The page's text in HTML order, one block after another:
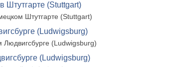
Штутгарте (Stuttgart)
Штутгарте (Stuttgart)
(Ludwigsburg)
(Ludwigsburg)
(Ludwigsburg)